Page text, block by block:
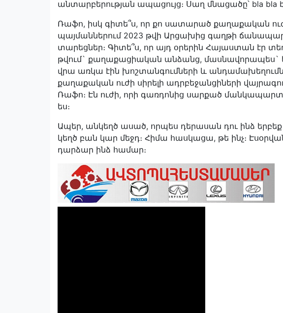
անտարբերության ապացույց։ Սաղ մնացածը՝ bla bla
Ռաֆո, իսկ գիտե՞ս, որ քո սատարած քաղաքական
պայմաններում 2023 թվի Արցախից գաղթի
տարեցներ։ Գիտե՞ս, որ այդ օրերին Հայաստան էր
թվում` քաղաքացիական անձանց, մասնավորապես`
վրա առկա էին խոշտանգումների և
քաղաքական ուժի սիրելի ադրբեջանցիների
Ռաֆո։ Էն ուժի, որի գառդոնից սարքած
ես։
Ապեր, անկեղծ ասած, որպես դերասան դու ինձ երբեք
կեղծ բան կար մեջդ։ Հիմա հասկացա, թե ինչ։
դարձար ինձ համար։